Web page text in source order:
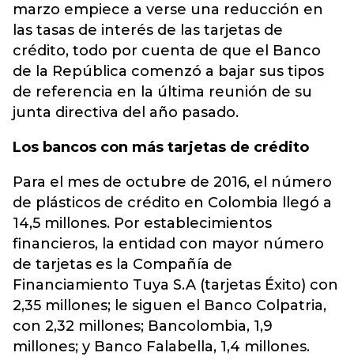
marzo empiece a verse una reducción en
las tasas de interés de las tarjetas de
crédito, todo por cuenta de que el Banco
de la República comenzó a bajar sus tipos
de referencia en la última reunión de su
junta directiva del año pasado.
Los bancos con más tarjetas de crédito
Para el mes de octubre de 2016, el número
de plásticos de crédito en Colombia llegó a
14,5 millones. Por establecimientos
financieros, la entidad con mayor número
de tarjetas es la Compañía de
Financiamiento Tuya S.A (tarjetas Éxito) con
2,35 millones; le siguen el Banco Colpatria,
con 2,32 millones; Bancolombia, 1,9
millones; y Banco Falabella, 1,4 millones.